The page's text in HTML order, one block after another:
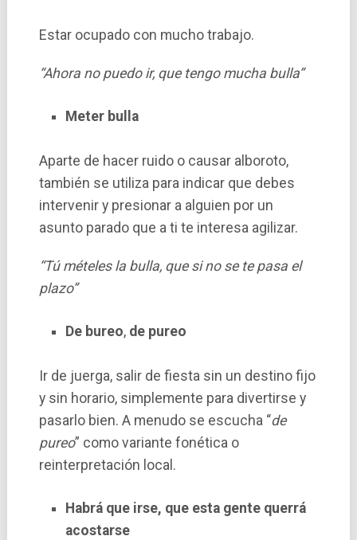
Estar ocupado con mucho trabajo.
“Ahora no puedo ir, que tengo mucha bulla”
Meter bulla
Aparte de hacer ruido o causar alboroto,
también se utiliza para indicar que debes
intervenir y presionar a alguien por un
asunto parado que a ti te interesa agilizar.
“Tú mételes la bulla, que si no se te pasa el
plazo”
De bureo, de pureo
Ir de juerga, salir de fiesta sin un destino fijo
y sin horario, simplemente para divertirse y
pasarlo bien. A menudo se escucha “de
pureo” como variante fonética o
reinterpretación local.
Habrá que irse, que esta gente querrá
acostarse